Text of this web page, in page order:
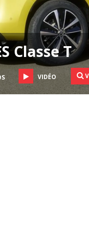
Classe T
VIDÉO